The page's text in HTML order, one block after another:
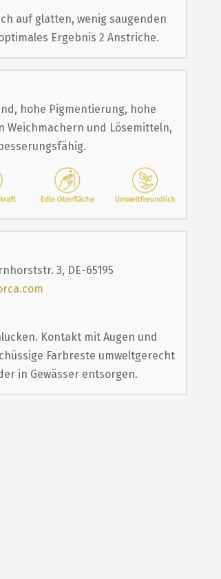
auf glatten, wenig saugenden
Ergebnis 2 Anstriche.
hohe Pigmentierung, hohe
Weichmachern und Lösemitteln,
3, DE-65195
Kontakt mit Augen und
Farbreste umweltgerecht
in Gewässer entsorgen.